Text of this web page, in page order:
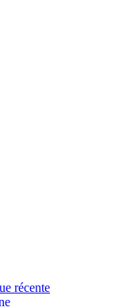
récente